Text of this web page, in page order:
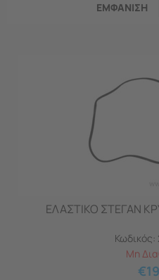
ΕΜΦΑNΙΣΗ
ΕΛΑΣΤΙΚΟ ΣΤΕΓΑΝ
Κωδικός:
Μη
€